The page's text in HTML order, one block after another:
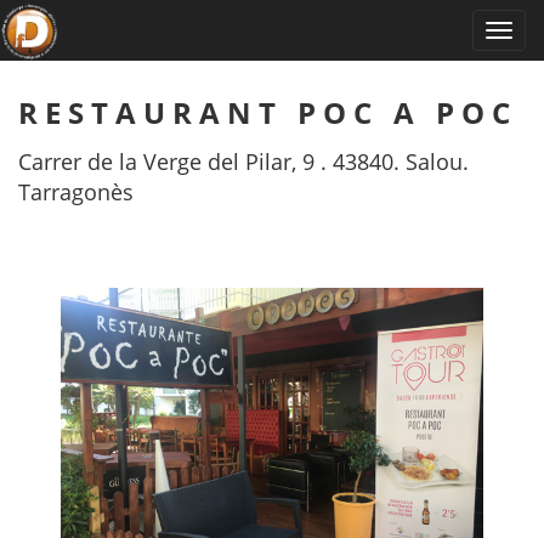
RESTAURANT POC A POC
Carrer de la Verge del Pilar, 9 . 43840. Salou.
Tarragonès